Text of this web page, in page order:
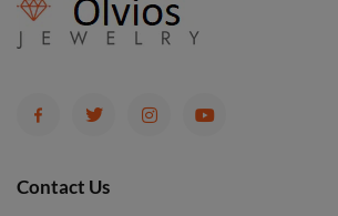
Contact Us